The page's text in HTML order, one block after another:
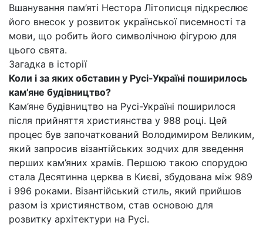
Вшанування пам’яті Нестора Літописця підкреслює
його внесок у розвиток української писемності та
мови, що робить його символічною фігурою для
цього свята.
Загадка в історії
Коли і за яких обставин у Русі-Україні поширилось
кам’яне будівництво?
Кам’яне будівництво на Русі-Україні поширилося
після прийняття християнства у 988 році. Цей
процес був започаткований Володимиром Великим,
який запросив візантійських зодчих для зведення
перших кам’яних храмів. Першою такою спорудою
стала Десятинна церква в Києві, збудована між 989
і 996 роками. Візантійський стиль, який прийшов
разом із християнством, став основою для
розвитку архітектури на Русі.